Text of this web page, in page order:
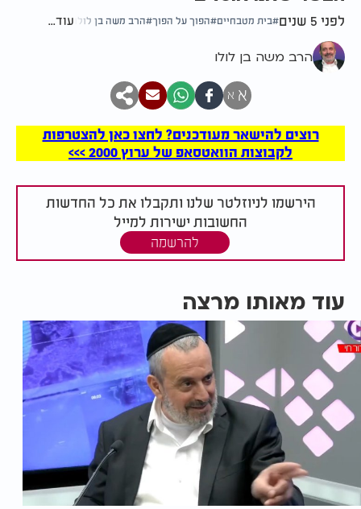
לפני 5 שנים בית מטבחיים הפוך על הפוך הרב משה בן לולו עוד...
הרב משה בן לולו
א א
רוצים להישאר מעודכנים? לחצו כאן להצטרפות
לקבוצות הוואטסאפ של ערוץ 2000 >>>
הירשמו לניוזלטר שלנו ותקבלו את כל החדשות
החשובות ישירות למייל
להרשמה
עוד מאותו מרצה